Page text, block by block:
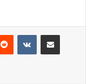
Reddit VKontakteShare via Email